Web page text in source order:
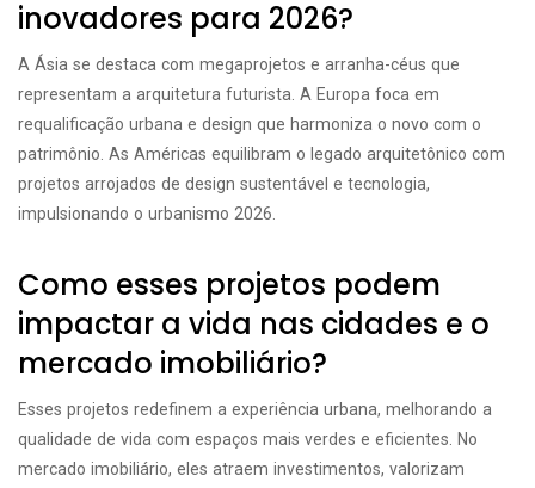
inovadores para 2026?
A Ásia se destaca com megaprojetos e arranha-céus que
representam a arquitetura futurista. A Europa foca em
requalificação urbana e design que harmoniza o novo com o
patrimônio. As Américas equilibram o legado arquitetônico com
projetos arrojados de design sustentável e tecnologia,
impulsionando o urbanismo 2026.
Como esses projetos podem
impactar a vida nas cidades e o
mercado imobiliário?
Esses projetos redefinem a experiência urbana, melhorando a
qualidade de vida com espaços mais verdes e eficientes. No
mercado imobiliário, eles atraem investimentos, valorizam